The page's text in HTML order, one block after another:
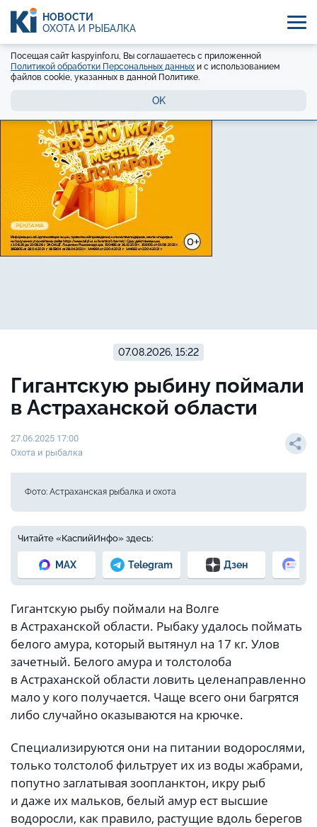
НОВОСТИ
ОХОТА И РЫБАЛКА
Посещая сайт kaspyinfo.ru, Вы соглашаетесь с приложенной
Политикой обработки Персональных данных и с использованием
файлов cookie, указанных в данной Политике.
OK
07.08.2026, 15:22
Гигантскую рыбину поймали
в Астраханской области
27.06.2025 17:00
Охота и рыбалка
Фото: Астраханская рыбалка и охота
Читайте «КаспийИнфо» здесь:
MAX Telegram Дзен
Гигантскую рыбу поймали на Волге
в Астраханской области. Рыбаку удалось поймать
белого амура, который вытянул на 17 кг. Улов
зачетный. Белого амура и толстолоба
в Астраханской области ловить целенаправленно
мало у кого получается. Чаще всего они багрятся
либо случайно оказываются на крючке.
Специализируются они на питании водорослями,
только толстолоб фильтрует их из воды жабрами,
попутно заглатывая зоопланктон, икру рыб
и даже их мальков, белый амур ест высшие
водоросли, как правило, растущие вдоль берегов